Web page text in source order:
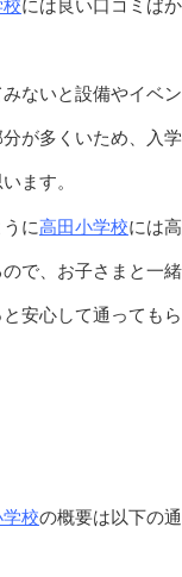
には良い口コミば
ないと設備やイベ
が多くいため、入
ます。
に高田小学校には
で、お子さまと一
安心して通っても
校の概要は以下の通